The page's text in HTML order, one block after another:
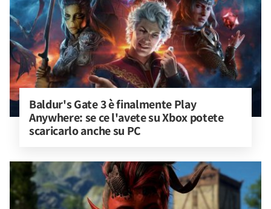
Baldur's Gate 3 è finalmente Play
Anywhere: se ce l'avete su Xbox potete
scaricarlo anche su PC